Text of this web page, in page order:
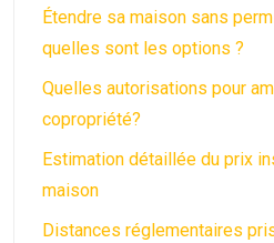
Étendre sa maison sans
quelles sont les options ?
Quelles autorisations pour
copropriété?
Estimation détaillée du prix
maison
Distances réglementaires